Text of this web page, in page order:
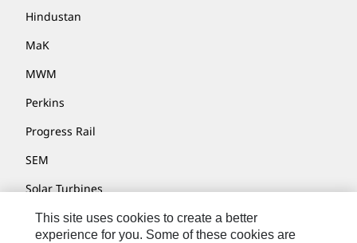
Hindustan
MaK
MWM
Perkins
Progress Rail
SEM
Solar Turbines
SPM Oil & Gas
This site uses cookies to create a better
experience for you. Some of these cookies are